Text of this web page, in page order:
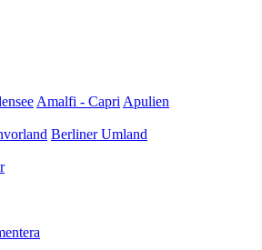
Amalfi - Capri Apulien
Berliner Umland